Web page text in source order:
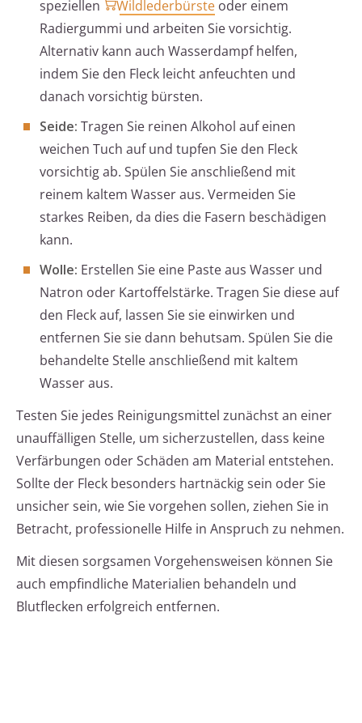
speziellen Wildlederbürste oder einem
Radiergummi und arbeiten Sie vorsichtig.
Alternativ kann auch Wasserdampf helfen,
indem Sie den Fleck leicht anfeuchten und
danach vorsichtig bürsten.
Seide: Tragen Sie reinen Alkohol auf einen
weichen Tuch auf und tupfen Sie den Fleck
vorsichtig ab. Spülen Sie anschließend mit
reinem kaltem Wasser aus. Vermeiden Sie
starkes Reiben, da dies die Fasern beschädigen
kann.
Wolle: Erstellen Sie eine Paste aus Wasser und
Natron oder Kartoffelstärke. Tragen Sie diese auf
den Fleck auf, lassen Sie sie einwirken und
entfernen Sie sie dann behutsam. Spülen Sie die
behandelte Stelle anschließend mit kaltem
Wasser aus.
Testen Sie jedes Reinigungsmittel zunächst an einer
unauffälligen Stelle, um sicherzustellen, dass keine
Verfärbungen oder Schäden am Material entstehen.
Sollte der Fleck besonders hartnäckig sein oder Sie
unsicher sein, wie Sie vorgehen sollen, ziehen Sie in
Betracht, professionelle Hilfe in Anspruch zu nehmen.
Mit diesen sorgsamen Vorgehensweisen können Sie
auch empfindliche Materialien behandeln und
Blutflecken erfolgreich entfernen.